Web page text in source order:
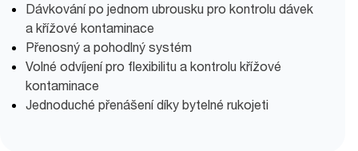
Dávkování po jednom ubrousku pro kontrolu dávek
a křížové kontaminace
Přenosný a pohodlný systém
Volné odvíjení pro flexibilitu a kontrolu křížové
kontaminace
Jednoduché přenášení díky bytelné rukojeti